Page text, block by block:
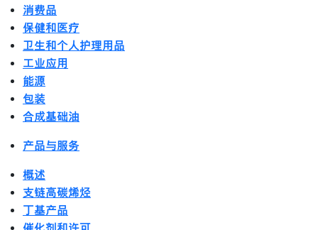
消费品
保健和医疗
卫生和个人护理用品
工业应用
能源
包装
合成基础油
产品与服务
概述
支链高碳烯烃
丁基产品